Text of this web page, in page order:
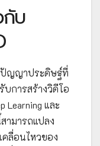
กับ
ปัญญาประดิษฐ์ที่
การสร้างวิดีโอ
Learning และ
ามารถแปลง
ลื่อนไหวของ